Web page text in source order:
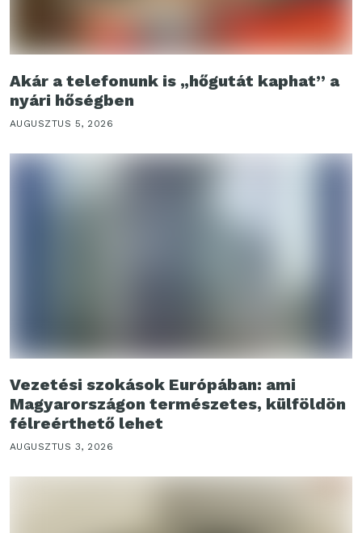
Akár a telefonunk is „hőgutát kaphat” a
nyári hőségben
AUGUSZTUS 5, 2026
Vezetési szokások Európában: ami
Magyarországon természetes, külföldön
félreérthető lehet
AUGUSZTUS 3, 2026